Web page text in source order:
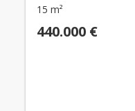
15 m²
440.000 €